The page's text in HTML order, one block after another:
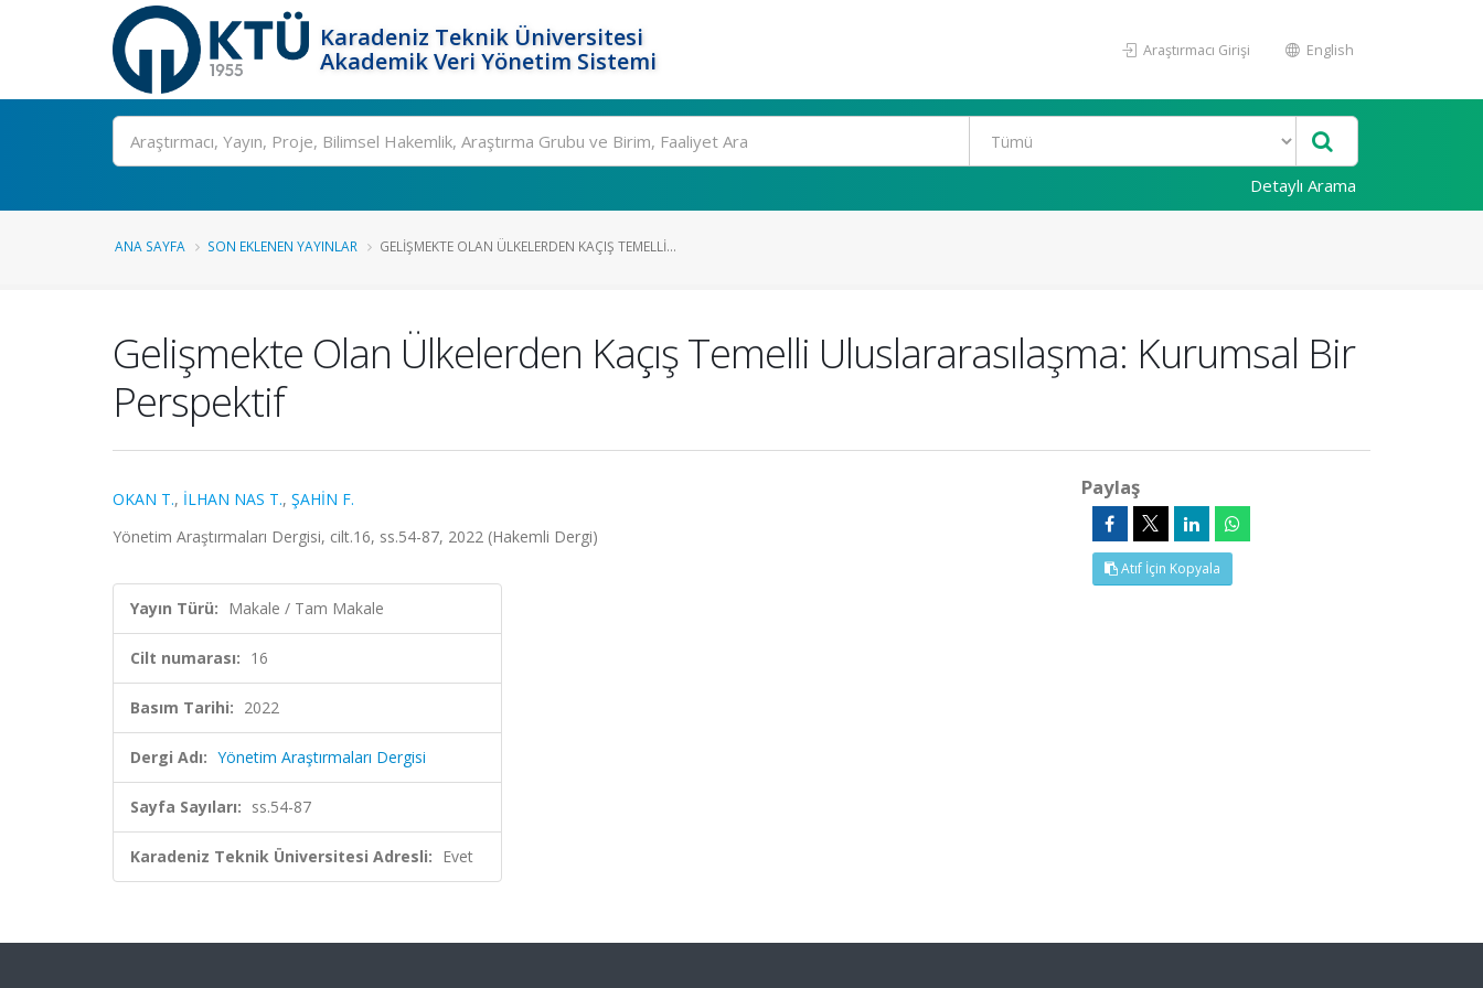
Karadeniz Teknik Üniversitesi
Akademik Veri Yönetim Sistemi
Araştırmacı Girişi English
Ara
Detaylı Arama
ANA SAYFA SON EKLENEN YAYINLAR GELIŞMEKTE OLAN ÜLKELERDEN KAÇIŞ TEMELLI...
Gelişmekte Olan Ülkelerden Kaçış Temelli Uluslararasılaşma: Kurumsal Bir
Perspektif
OKAN T., İLHAN NAS T., ŞAHİN F.
Yönetim Araştırmaları Dergisi, cilt.16, ss.54-87, 2022 (Hakemli Dergi)
Yayın Türü: Makale / Tam Makale
Cilt numarası: 16
Basım Tarihi: 2022
Dergi Adı: Yönetim Araştırmaları Dergisi
Sayfa Sayıları: ss.54-87
Karadeniz Teknik Üniversitesi Adresli: Evet
Paylaş
Atıf İçin Kopyala